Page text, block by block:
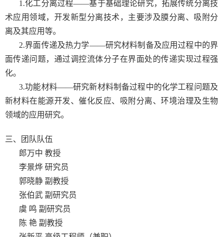
1.化工分离过程——基于基础理论研究，拓展传统分离技
术应用领域，开发新型分离技术，主要涉及膜分离、吸附分
离及其应用等。
2.界面传递及热力学——研究材料制备及应用过程中的界
面传递问题，通过调控流体分子在界面处的传递实现过程强
化。
3.功能材料——研究新材料制备过程中的化学工程问题及
新材料在能源开发、催化反应、吸附分离、环境治理及生物
领域的应用研究。
三、团队队伍
郎万中 教授
李景烨 研究员
郭晓静 副教授
张伯武 副研究员
虞 鸣 副研究员
陈 艳 副教授